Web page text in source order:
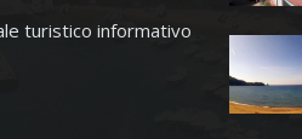
turistico informativo